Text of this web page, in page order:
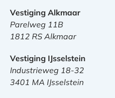
Vestiging Alkmaar
Parelweg 11B
1812 RS Alkmaar
Vestiging IJsselstein
Industrieweg 18-32
3401 MA IJsselstein